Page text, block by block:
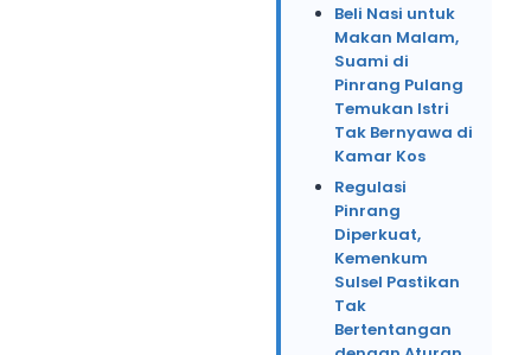
Beli Nasi untuk
Makan Malam,
Suami di
Pinrang Pulang
Temukan Istri
Tak Bernyawa di
Kamar Kos
Regulasi
Pinrang
Diperkuat,
Kemenkum
Sulsel Pastikan
Tak
Bertentangan